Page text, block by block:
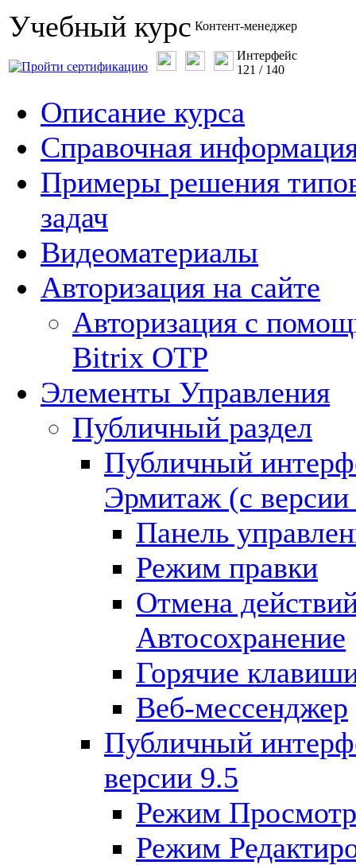
Учебный курс Контент-менеджер
Интерфейс
121 / 140
Описание курса
Справочная
Примеры решения
задач
Видеоматериалы
Авторизация на сайте
Авторизация с
Bitrix OTP
Элементы Управления
Публичный раздел
Публичный
Эрмитаж (с
Панель
Режим правки
Отмена
Автосохранение
Горячие
Веб-мессенджер
Публичный
версии 9.5
Режим Просмотр
Режим